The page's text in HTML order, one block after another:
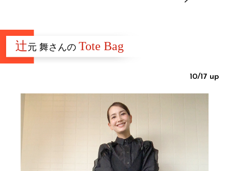
辻元 舞さんの Tote Bag
10/17 up